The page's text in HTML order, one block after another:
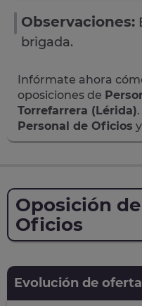
Observaciones:
brigada.
Infórmate ahora
oposiciones de
Torrefarrera (Lérida)
Personal de Oficios
Oposición
Oficios
Evolución de